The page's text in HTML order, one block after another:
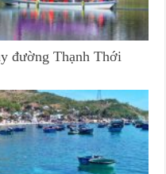
đường Thạnh Thới